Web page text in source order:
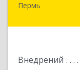
Пермь
Внедрений
614000,